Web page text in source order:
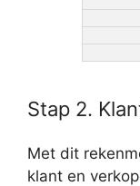
Stap 2.
Met dit
klant en